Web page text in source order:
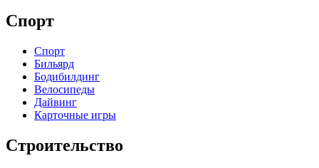
Спорт
Спорт
Бильярд
Бодибилдинг
Велосипеды
Дайвинг
Карточные игры
Строительство